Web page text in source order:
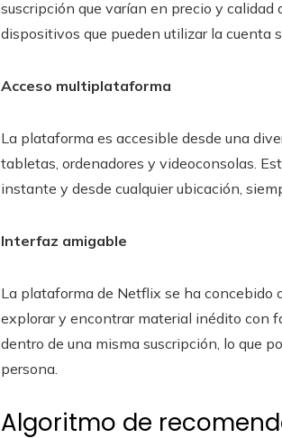
suscripción que varían en precio y calidad
dispositivos que pueden utilizar la cuenta
Acceso multiplataforma
La plataforma es accesible desde una
tabletas, ordenadores y videoconsolas.
instante y desde cualquier ubicación,
Interfaz amigable
La plataforma de Netflix se ha concebido
explorar y encontrar material inédito con
dentro de una misma suscripción, lo que
persona.
Algoritmo de